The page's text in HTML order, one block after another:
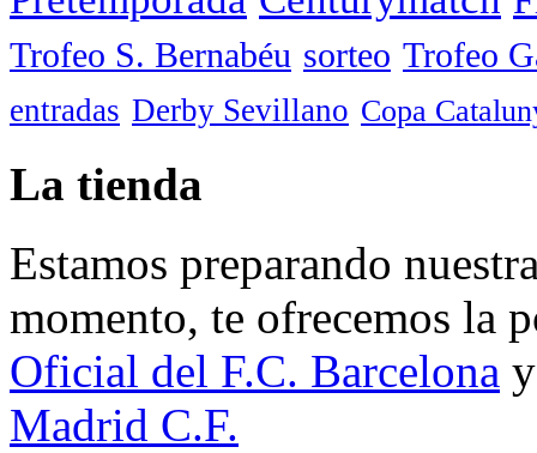
Trofeo S. Bernabéu sorteo Trofeo
entradas Derby Sevillano Copa
La tienda
Estamos preparando
momento, te ofrecemos la
Oficial del F.C. Barcelona
Madrid C.F.